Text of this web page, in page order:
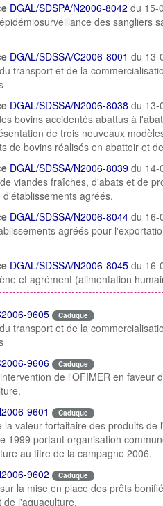
DGAL/SDSPA/N2006-8042 du 15-
des sangliers
DGAL/SDSSA/C2006-8001 du 13-
transport et de la
DGAL/SDSSA/N2006-8038 du 13-
bovins accidentés abattus à
de trois nouveaux
de bovins réalisés en abattoir et
DGAL/SDSSA/N2006-8039 du 14-
viandes fraîches, d'abats et de
agréés.
DGAL/SDSSA/N2006-8044 du 16-
agréés pour
DGAL/SDSSA/N2006-8045 du 16-
et agrément (alimentation
9605
Caduque
transport et de la
9606
Caduque
de l'OFIMER en faveur
9601
Caduque
la valeur forfaitaire des produits
1999 portant organisation
au titre de la campagne 2006.
9602
Caduque
la mise en place des prêts
de l'aquaculture.